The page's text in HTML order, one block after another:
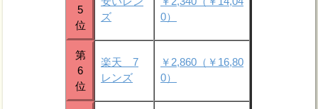
5
位
ズ
0）
第
6
位
楽天 7
レンズ
￥2,860（￥16,80
0）